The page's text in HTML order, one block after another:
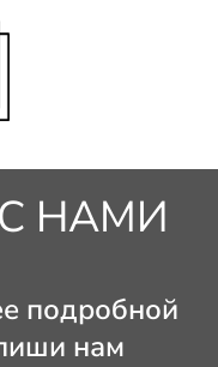
НАМИ
подробной
нам